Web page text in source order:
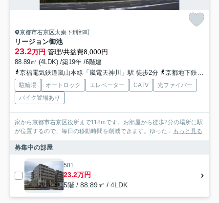
京都市右京区太秦下刑部町
リージョン御池
23.2万円 管理/共益費8,000円
88.89㎡ (4LDK) /築19年 /6階建
京福電気鉄道嵐山本線「嵐電天神川」駅 徒歩2分
京都地下鉄東西線「太秦天神川」駅 徒歩1分
駐輪場 オートロック エレベーター CATV
光ファイバー
バイク置場あり
家から京都市右京区役所まで118mです。お部屋から徒歩2分の場所に駅
が位置するので、毎日の移動時間を削減できます。ゆった... もっと見る
募集中の部屋
501
23.2万円
5階 / 88.89㎡ / 4LDK